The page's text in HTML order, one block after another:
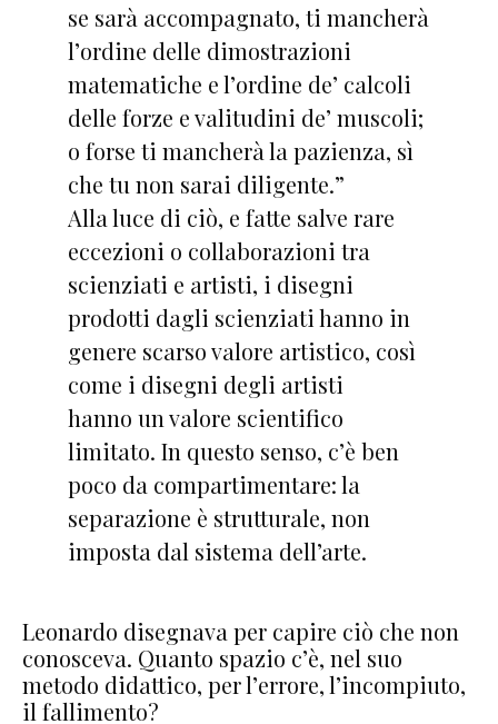
se sarà accompagnato, ti mancherà
l’ordine delle dimostrazioni
matematiche e l’ordine de’ calcoli
delle forze e valitudini de’ muscoli;
o forse ti mancherà la pazienza, sì
che tu non sarai diligente.”
Alla luce di ciò, e fatte salve rare
eccezioni o collaborazioni tra
scienziati e artisti, i disegni
prodotti dagli scienziati hanno in
genere scarso valore artistico, così
come i disegni degli artisti
hanno un valore scientifico
limitato. In questo senso, c’è ben
poco da compartimentare: la
separazione è strutturale, non
imposta dal sistema dell’arte.
Leonardo disegnava per capire ciò che non
conosceva. Quanto spazio c’è, nel suo
metodo didattico, per l’errore, l’incompiuto,
il fallimento?